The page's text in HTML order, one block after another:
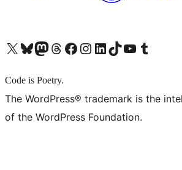
X (旧 Twitter) アカウントへBluesky アカウントへMastodon アカウントへThreads アカウントへ Facebook ページへInstagram アカウントへ LinkedIn アカウントへTikTok アカウントへYouTube チャンネルへ Tumblr アカウントへ
Code is Poetry.
The WordPress® trademark is the
of the WordPress Foundation.